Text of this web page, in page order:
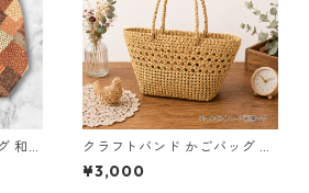
和風
ィー
ーク
クラフトバンド かごバッグ e1
ハンドメイド
¥3,000